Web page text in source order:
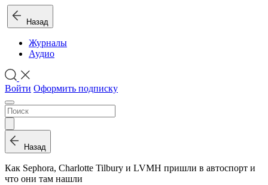
Назад
Журналы
Аудио
Войти Оформить подписку
Назад
Как Sephora, Charlotte Tilbury и LVMH пришли в автоспорт и
что они там нашли